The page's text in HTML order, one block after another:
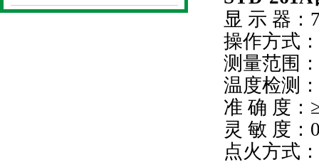
显 示 器：
操作方式
测量范围
温度检测
准 确 度
灵 敏 度
点火方式